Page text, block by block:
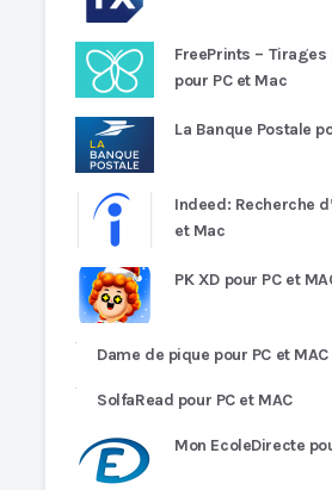
FreePrints –
pour PC et Mac
La Banque Postale
Indeed: Recherche
et Mac
PK XD pour PC et
Dame de pique pour PC et MAC
SolfaRead pour PC et MAC
Mon EcoleDirecte